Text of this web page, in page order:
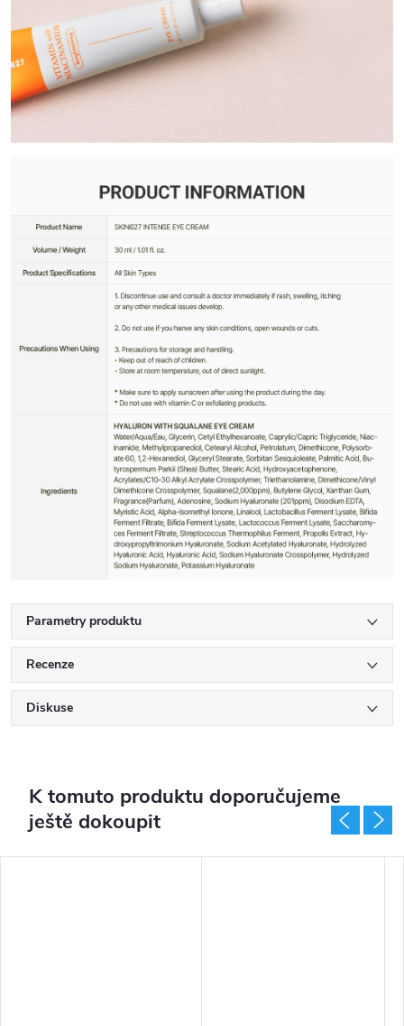
Parametry produktu
Recenze
Diskuse
K tomuto produktu doporučujeme
ještě dokoupit